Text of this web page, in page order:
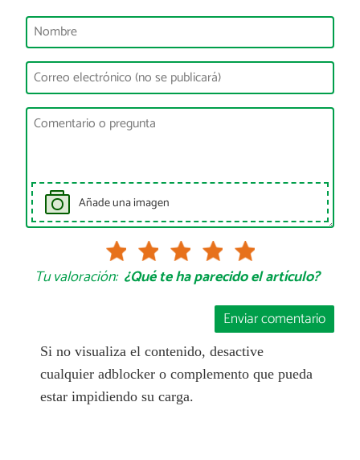
Añade una imagen
Tu valoración: ¿Qué te ha parecido el artículo?
Enviar comentario
Si no visualiza el contenido, desactive
cualquier adblocker o complemento que pueda
estar impidiendo su carga.